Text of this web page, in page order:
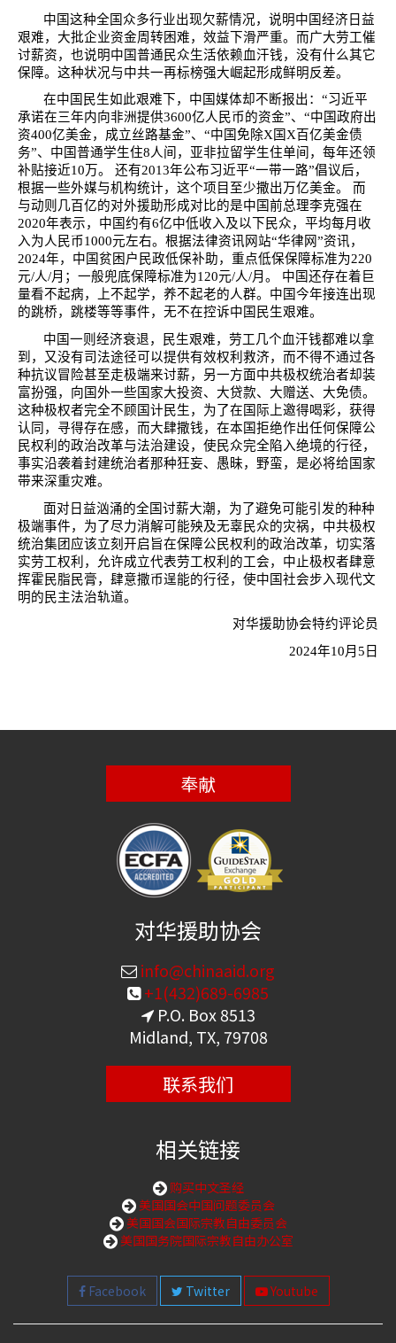
中国这种全国众多行业出现欠薪情况，说明中国经济日益
艰难，大批企业资金周转困难，效益下滑严重。而广大劳工催
讨薪资，也说明中国普通民众生活依赖血汗钱，没有什么其它
保障。这种状况与中共一再标榜强大崛起形成鲜明反差。
在中国民生如此艰难下，中国媒体却不断报出：“习近平
承诺在三年内向非洲提供3600亿人民币的资金”、 “中国政府出
资400亿美金，成立丝路基金”、 “中国免除X国X百亿美金债
务”、中国普通学生住8人间，亚非拉留学生住单间，每年还领
补贴接近10万。 还有2013年公布习近平“一带一路”倡议后，
根据一些外媒与机构统计，这个项目至少撒出万亿美金。 而
与动则几百亿的对外援助形成对比的是中国前总理李克强在
2020年表示，中国约有6亿中低收入及以下民众，平均每月收
入为人民币1000元左右。根据法律资讯网站“华律网”资讯，
2024年，中国贫困户民政低保补助，重点低保保障标准为220
元/人/月；一般兜底保障标准为120元/人/月。 中国还存在着巨
量看不起病，上不起学，养不起老的人群。中国今年接连出现
的跳桥，跳楼等等事件，无不在控诉中国民生艰难。
中国一则经济衰退，民生艰难，劳工几个血汗钱都难以拿
到，又没有司法途径可以提供有效权利救济，而不得不通过各
种抗议冒险甚至走极端来讨薪，另一方面中共极权统治者却装
富扮强，向国外一些国家大投资、大贷款、大赠送、大免债。
这种极权者完全不顾国计民生，为了在国际上邀得喝彩，获得
认同，寻得存在感，而大肆撒钱，在本国拒绝作出任何保障公
民权利的政治改革与法治建设，使民众完全陷入绝境的行径，
事实沿袭着封建统治者那种狂妄、愚昧，野蛮，是必将给国家
带来深重灾难。
面对日益汹涌的全国讨薪大潮，为了避免可能引发的种种
极端事件，为了尽力消解可能殃及无辜民众的灾祸，中共极权
统治集团应该立刻开启旨在保障公民权利的政治改革，切实落
实劳工权利，允许成立代表劳工权利的工会，中止极权者肆意
挥霍民脂民膏，肆意撒币逞能的行径，使中国社会步入现代文
明的民主法治轨道。
对华援助协会特约评论员
2024年10月 5 日
奉献
对华援助协会
info@chinaaid.org
+1(432)689-6985
P.O. Box 8513
Midland, TX, 79708
联系我们
相关链接
购买中文圣经
美国国会中国问题委员会
美国国会国际宗教自由委员会
美国国务院国际宗教自由办公室
Facebook Twitter Youtube